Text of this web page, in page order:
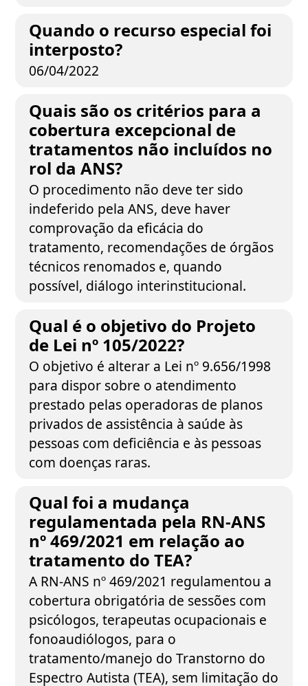
Quando o recurso especial foi
interposto?
06/04/2022
Quais são os critérios para a
cobertura excepcional de
tratamentos não incluídos no
rol da ANS?
O procedimento não deve ter sido
indeferido pela ANS, deve haver
comprovação da eficácia do
tratamento, recomendações de órgãos
técnicos renomados e, quando
possível, diálogo interinstitucional.
Qual é o objetivo do Projeto
de Lei nº 105/2022?
O objetivo é alterar a Lei nº 9.656/1998
para dispor sobre o atendimento
prestado pelas operadoras de planos
privados de assistência à saúde às
pessoas com deficiência e às pessoas
com doenças raras.
Qual foi a mudança
regulamentada pela RN-ANS
nº 469/2021 em relação ao
tratamento do TEA?
A RN-ANS nº 469/2021 regulamentou a
cobertura obrigatória de sessões com
psicólogos, terapeutas ocupacionais e
fonoaudiólogos, para o
tratamento/manejo do Transtorno do
Espectro Autista (TEA), sem limitação do